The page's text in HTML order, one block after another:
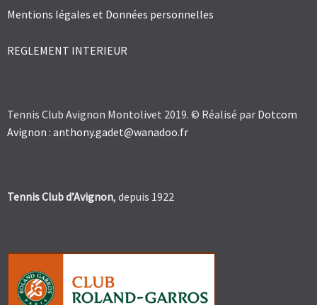
Mentions légales et Données personnelles
REGLEMENT INTERIEUR
Tennis Club Avignon Montolivet 2019. © Réalisé par Dotcom
Avignon : anthony.gadet@wanadoo.fr
Tennis Club d’Avignon, depuis 1922